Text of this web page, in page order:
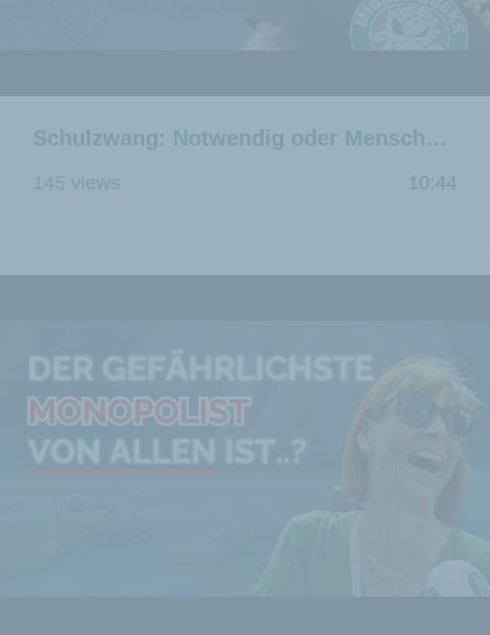
Schulzwang: Notwendig oder Menschenrechtsverletzung?
145 views 10:44